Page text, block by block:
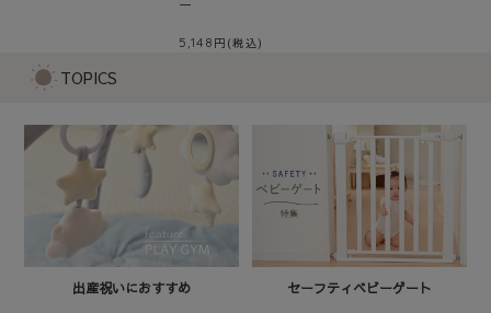
ー
5,148
TOPICS
出産祝いにおすすめ セーフティベビーゲート